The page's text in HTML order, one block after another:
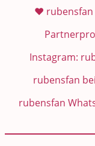
❤️
Instagram:
rubensfan
rubensfan